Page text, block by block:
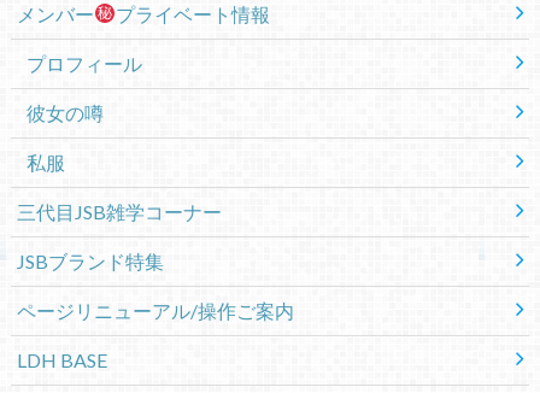
メンバー プライベート情報
プロフィール
彼女の噂
私服
三代目JSB雑学コーナー
JSBブランド特集
ページリニューアル/操作ご案内
LDH BASE